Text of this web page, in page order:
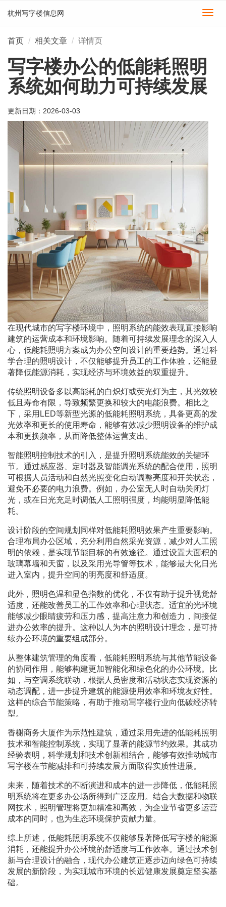
切
杭州写字楼信息网
首页 相关文章 详情页
写字楼办公的低能耗照明
系统如何助力可持续发展
更新日期： 2026-03-03
在现代城市的写字楼环境中，照明系统的能效表现直接影响
建筑的运营成本和环境影响。随着可持续发展理念的深入人
心，低能耗照明方案成为办公空间设计的重要趋势。通过科
学合理的照明设计，不仅能够提升员工的工作体验，还能显
著降低能源消耗，实现经济与环境效益的双重提升。
传统照明设备多以高能耗的白炽灯或荧光灯为主，其光效较
低且寿命有限，导致频繁更换和较大的电能浪费。相比之
下，采用LED等新型光源的低能耗照明系统，具备更高的发
光效率和更长的使用寿命，能够有效减少照明设备的维护成
本和更换频率，从而降低整体运营支出。
智能照明控制技术的引入，是提升照明系统能效的关键环
节。通过感应器、定时器及智能调光系统的配合使用，照明
可根据人员活动和自然光照变化自动调整亮度和开关状态，
避免不必要的电力浪费。例如，办公室无人时自动关闭灯
光，或在日光充足时调低人工照明强度，均能明显降低能
耗。
设计阶段的空间规划同样对低能耗照明效果产生重要影响。
合理布局办公区域，充分利用自然采光资源，减少对人工照
明的依赖，是实现节能目标的有效途径。通过设置大面积的
玻璃幕墙和天窗，以及采用光导管等技术，能够最大化日光
进入室内，提升空间的明亮度和舒适度。
此外，照明色温和显色指数的优化，不仅有助于提升视觉舒
适度，还能改善员工的工作效率和心理状态。适宜的光环境
能够减少眼睛疲劳和压力感，提高注意力和创造力，间接促
进办公效率的提升。这种以人为本的照明设计理念，是可持
续办公环境的重要组成部分。
从整体建筑管理的角度看，低能耗照明系统与其他节能设备
的协同作用，能够构建更加智能化和绿色化的办公环境。比
如，与空调系统联动，根据人员密度和活动状态实现资源的
动态调配，进一步提升建筑的能源使用效率和环境友好性。
这样的综合节能策略，有助于推动写字楼行业向低碳经济转
型。
香榭商务大厦作为示范性建筑，通过采用先进的低能耗照明
技术和智能控制系统，实现了显著的能源节约效果。其成功
经验表明，科学规划和技术创新相结合，能够有效推动城市
写字楼在节能减排和可持续发展方面取得实质性进展。
未来，随着技术的不断演进和成本的进一步降低，低能耗照
明系统将在更多办公场所得到广泛应用。结合大数据和物联
网技术，照明管理将更加精准和高效，为企业节省更多运营
成本的同时，也为生态环境保护贡献力量。
综上所述，低能耗照明系统不仅能够显著降低写字楼的能源
消耗，还能提升办公环境的舒适度与工作效率。通过技术创
新与合理设计的融合，现代办公建筑正逐步迈向绿色可持续
发展的新阶段，为实现城市环境的长远健康发展奠定坚实基
础。